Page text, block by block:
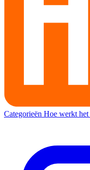
Categorieën Hoe werkt het